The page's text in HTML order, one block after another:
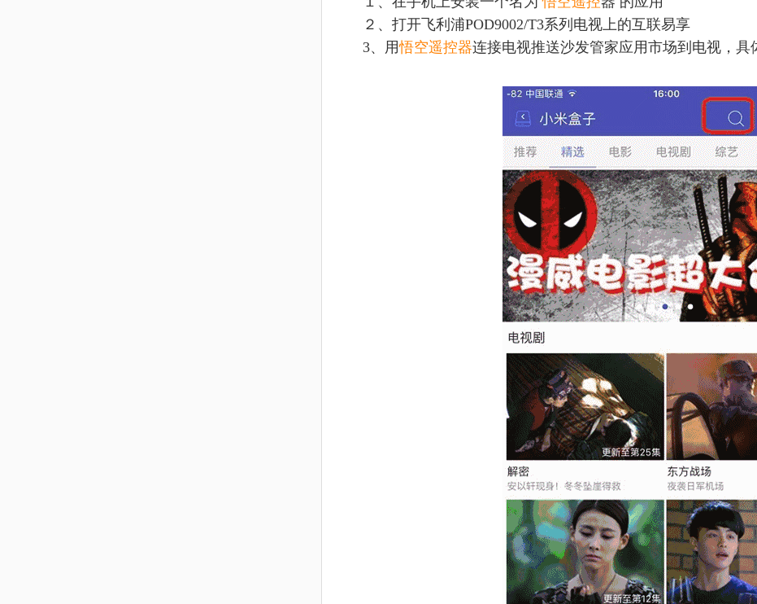
２、打开飞利浦POD9002/T3系列电视上的互联易享
3、用悟空遥控器连接电视推送沙发管家应用市场到电视，具